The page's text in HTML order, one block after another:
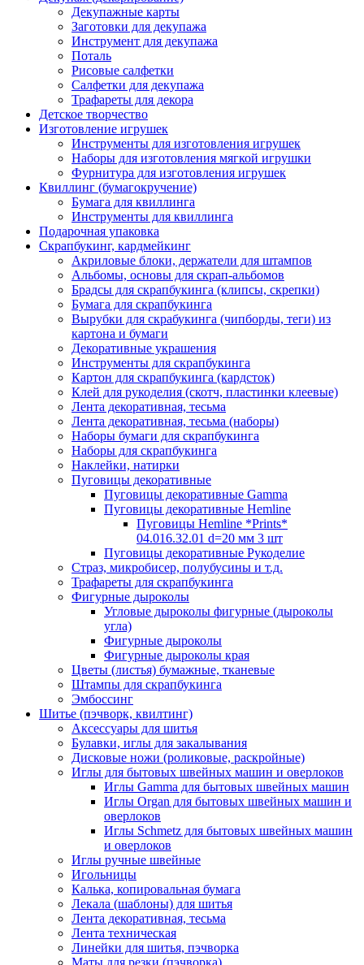
Декупажные карты
Заготовки для декупажа
Инструмент для декупажа
Поталь
Рисовые салфетки
Салфетки для декупажа
Трафареты для декора
Детское творчество
Изготовление игрушек
Инструменты для изготовления игрушек
Наборы для изготовления мягкой игрушки
Фурнитура для изготовления игрушек
Квиллинг (бумагокручение)
Бумага для квиллинга
Инструменты для квиллинга
Подарочная упаковка
Скрапбукинг, кардмейкинг
Акриловые блоки, держатели для штампов
Альбомы, основы для скрап-альбомов
Брадсы для скрапбукинга (клипсы, скрепки)
Бумага для скрапбукинга
Вырубки для скрабукинга (чипборды, теги) из
картона и бумаги
Декоративные украшения
Инструменты для скрапбукинга
Картон для скрапбукинга (кардсток)
Клей для рукоделия (скотч, пластинки клеевые)
Лента декоративная, тесьма
Лента декоративная, тесьма (наборы)
Наборы бумаги для скрапбукинга
Наборы для скрапбукинга
Наклейки, натирки
Пуговицы декоративные
Пуговицы декоративные Gamma
Пуговицы декоративные Hemline
Пуговицы Hemline *Prints*
04.016.32.01 d=20 мм 3 шт
Пуговицы декоративные Рукоделие
Страз, микробисер, полубусины и т.д.
Трафареты для скрапбукинга
Фигурные дыроколы
Угловые дыроколы фигурные (дыроколы
угла)
Фигурные дыроколы
Фигурные дыроколы края
Цветы (листья) бумажные, тканевые
Штампы для скрапбукинга
Эмбоссинг
Шитье (пэчворк, квилтинг)
Аксессуары для шитья
Булавки, иглы для закалывания
Дисковые ножи (роликовые, раскройные)
Иглы для бытовых швейных машин и оверлоков
Иглы Gamma для бытовых швейных машин
Иглы Organ для бытовых швейных машин и
оверлоков
Иглы Schmetz для бытовых швейных машин
и оверлоков
Иглы ручные швейные
Игольницы
Калька, копировальная бумага
Лекала (шаблоны) для шитья
Лента декоративная, тесьма
Лента техническая
Линейки для шитья, пэчворка
Маты для резки (пэчворка)